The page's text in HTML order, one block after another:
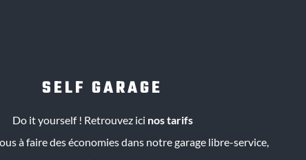
SELF GARAGE
Do it yourself ! Retrouvez ici nos tarifs
à faire des économies dans notre garage libre-service,